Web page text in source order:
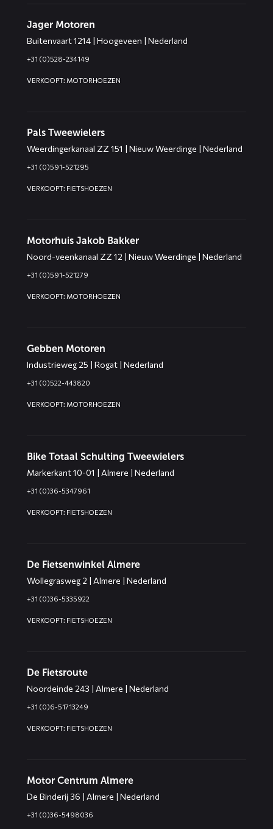
Jager Motoren
Buitenvaart 1214 | Hoogeveen | Nederland
+31 (0)528-234149
VERKOOPT: MOTORHOEZEN
Pals Tweewielers
Weerdingerkanaal ZZ 151 | Nieuw Weerdinge | Nederland
+31 (0)591-521295
VERKOOPT: FIETSHOEZEN
Motorhuis Jakob Bakker
Noord-veenkanaal ZZ 12 | Nieuw Weerdinge | Nederland
+31 (0)591-521279
VERKOOPT: MOTORHOEZEN
Gebben Motoren
Industrieweg 25 | Rogat | Nederland
+31 (0)522-443820
VERKOOPT: MOTORHOEZEN
Bike Totaal Schulting Tweewielers
Markerkant 10-01 | Almere | Nederland
+31 (0)36-5347961
VERKOOPT: FIETSHOEZEN
De Fietsenwinkel Almere
Wollegrasweg 2 | Almere | Nederland
+31 (0)36-5335922
VERKOOPT: FIETSHOEZEN
De Fietsroute
Noordeinde 243 | Almere | Nederland
+31 (0)6-51713249
VERKOOPT: FIETSHOEZEN
Motor Centrum Almere
De Binderij 36 | Almere | Nederland
+31 (0)36-5498036